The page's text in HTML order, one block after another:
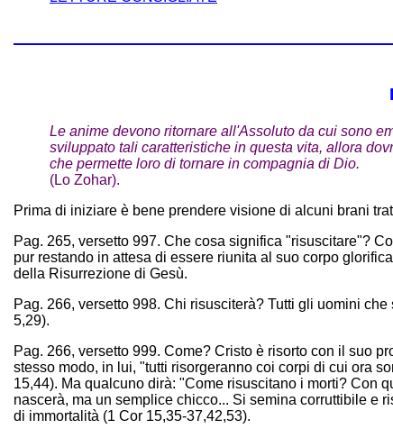
Le anime devono ritornare all'Assoluto da cui sono
sviluppato tali caratteristiche in questa vita, allora
che permette loro di tornare in compagnia di Dio.
(Lo Zohar).
Prima di iniziare è bene prendere visione di alcuni brani
Pag. 265, versetto 997. Che cosa significa "risuscitare"?
pur restando in attesa di essere riunita al suo corpo
della Risurrezione di Gesù.
Pag. 266, versetto 998. Chi risusciterà? Tutti gli uomini
5,29).
Pag. 266, versetto 999. Come? Cristo è risorto con il suo
stesso modo, in lui, "tutti risorgeranno coi corpi di cui ora
15,44). Ma qualcuno dirà: "Come risuscitano i morti? Con
nascerà, ma un semplice chicco... Si semina corruttibile e
di immortalità (1 Cor 15,35-37,42,53).